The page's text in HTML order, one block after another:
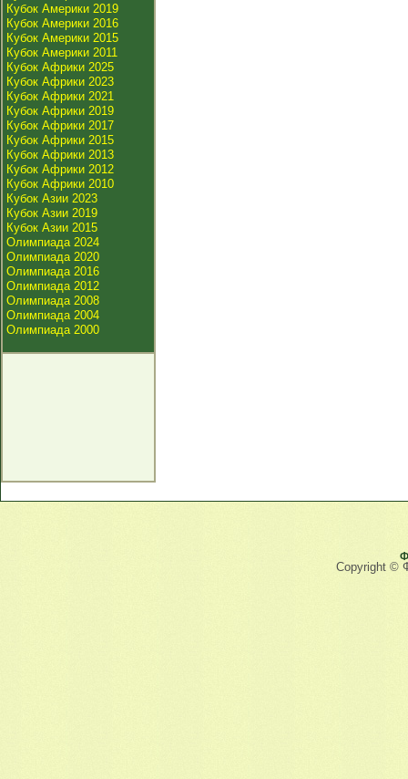
Кубок Америки 2019
Кубок Америки 2016
Кубок Америки 2015
Кубок Америки 2011
Кубок Африки 2025
Кубок Африки 2023
Кубок Африки 2021
Кубок Африки 2019
Кубок Африки 2017
Кубок Африки 2015
Кубок Африки 2013
Кубок Африки 2012
Кубок Африки 2010
Кубок Азии 2023
Кубок Азии 2019
Кубок Азии 2015
Олимпиада 2024
Олимпиада 2020
Олимпиада 2016
Олимпиада 2012
Олимпиада 2008
Олимпиада 2004
Олимпиада 2000
Copyright ©